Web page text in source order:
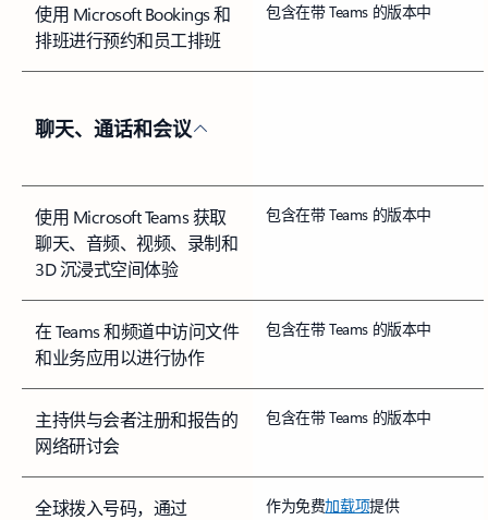
使用 Microsoft Bookings 和
排班进行预约和员工排班
包含在带 Teams 的版本中
聊天、通话和会议
使用 Microsoft Teams 获取
聊天、音频、视频、录制和
3D 沉浸式空间体验
包含在带 Teams 的版本中
在 Teams 和频道中访问文件
和业务应用以进行协作
包含在带 Teams 的版本中
主持供与会者注册和报告的
网络研讨会
包含在带 Teams 的版本中
全球拨入号码，通过
作为免费加载项提供